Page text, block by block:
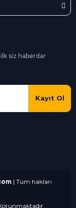
siz haberdar
Kayıt Ol
| Tüm hakları